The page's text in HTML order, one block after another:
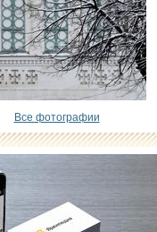
Все фотографии